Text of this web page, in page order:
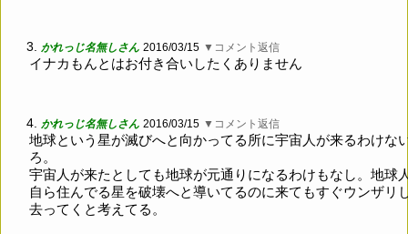
3. かれっじ名無しさん 2016/03/15 ▼コメント返信
イナカもんとはお付き合いしたくありません
4. かれっじ名無しさん 2016/03/15 ▼コメント返信
地球という星が滅びへと向かってる所に宇宙人が来るわけな
ろ。
宇宙人が来たとしても地球が元通りになるわけもなし。地球
自ら住んでる星を破壊へと導いてるのに来てもすぐウンザリ
去ってくと考えてる。